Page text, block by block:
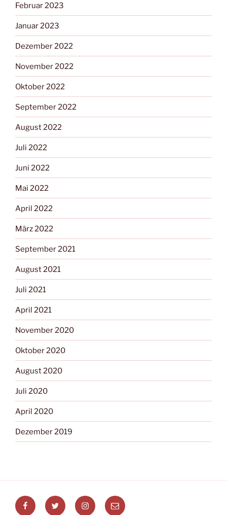
Februar 2023
Januar 2023
Dezember 2022
November 2022
Oktober 2022
September 2022
August 2022
Juli 2022
Juni 2022
Mai 2022
April 2022
März 2022
September 2021
August 2021
Juli 2021
April 2021
November 2020
Oktober 2020
August 2020
Juli 2020
April 2020
Dezember 2019